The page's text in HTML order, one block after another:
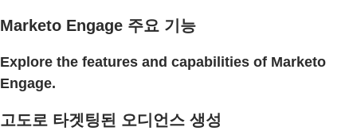
Marketo Engage 주요 기능
Explore the features and capabilities of Marketo
Engage.
고도로 타겟팅된 오디언스 생성